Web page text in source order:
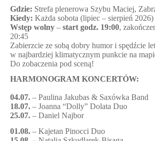
Gdzie: Strefa plenerowa Szybu Maciej,
Kiedy: Każda sobota (lipiec – sierpień 2026)
Wstęp wolny – start godz. 19:00,
20:45
Zabierzcie ze sobą dobry humor i spędźcie
w najbardziej klimatycznym punkcie na
Do zobaczenia pod sceną!
HARMONOGRAM KONCERTÓW:
04.07. – Paulina Jakubas & Saxówka Band
18.07. – Joanna “Dolly” Dolata Duo
25.07. – Daniel Najbor
01.08. – Kajetan Pinocci Duo